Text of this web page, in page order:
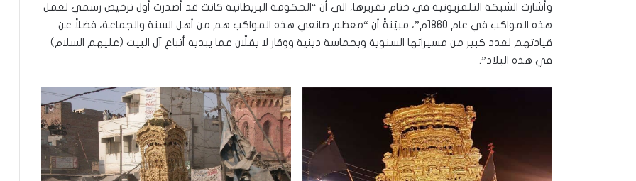
وأشارت الشبكة التلفزيونية في ختام تقريرها، الى أن “الحكومة البريطانية كانت قد أصدرت أول ترخيص رسمي لعمل
هذه المواكب في عام 1860م”، مبيّنةً أن “معظم صانعي هذه المواكب هم من أهل السنة والجماعة، فضلاً عن
قيادتهم لعدد كبير من مسيراتها السنوية وبحماسة دينية ووقار لا يقلّان عما يبديه أتباع آل البيت (عليهم السلام)
في هذه البلاد”.